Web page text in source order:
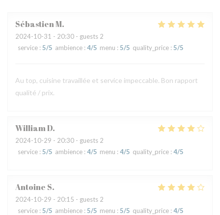
SébastienM
2024-10-31 - 20:30 - guests 2
service : 5/5 ambience : 4/5 menu : 5/5 quality_price : 5/5
Au top, cuisine travaillée et service impeccable. Bon rapport
qualité / prix.
WilliamD
2024-10-29 - 20:30 - guests 2
service : 5/5 ambience : 4/5 menu : 4/5 quality_price : 4/5
Antoine S
2024-10-29 - 20:15 - guests 2
service : 5/5 ambience : 5/5 menu : 5/5 quality_price : 4/5